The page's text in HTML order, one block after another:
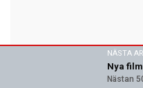
NÄSTA
Nya
Nästan